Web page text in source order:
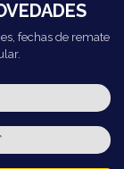
fechas de remate